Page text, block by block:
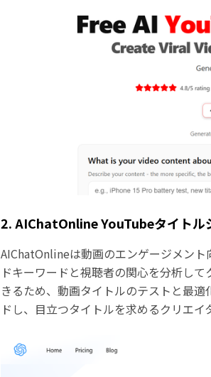
2. AIChatOnline YouTubeタイトル
AIChatOnlineは動画のエンゲージメン
ドキーワードと視聴者の関心を分析し
きるため、動画タイトルのテストと最
ドし、目立つタイトルを求めるクリエイ